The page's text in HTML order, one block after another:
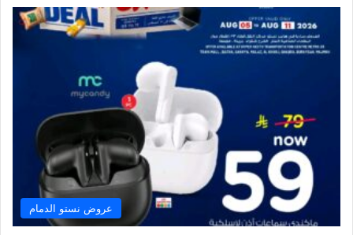
عروض نستو الدمام